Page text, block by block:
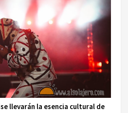
llevarán la esencia cultural de